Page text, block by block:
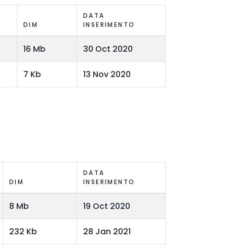
DIM
DATA
INSERIMENTO
16 Mb 30 Oct 2020
7 Kb 13 Nov 2020
DIM
DATA
INSERIMENTO
8 Mb 19 Oct 2020
232 Kb 28 Jan 2021